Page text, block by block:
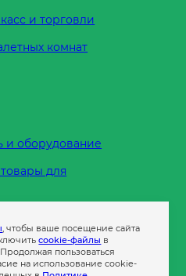
и торговли
комнат
и оборудование
для
, чтобы ваше посещение сайта
cookie-файлы в
пользоваться
на использование cookie-